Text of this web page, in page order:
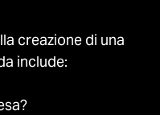
creazione di una
include: